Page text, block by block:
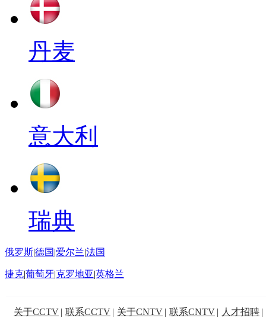
丹麦
意大利
瑞典
俄罗斯|德国|爱尔兰|法国
捷克|葡萄牙|克罗地亚|英格兰
关于CCTV | 联系CCTV | 关于CNTV | 联系CNTV | 人才招聘 |